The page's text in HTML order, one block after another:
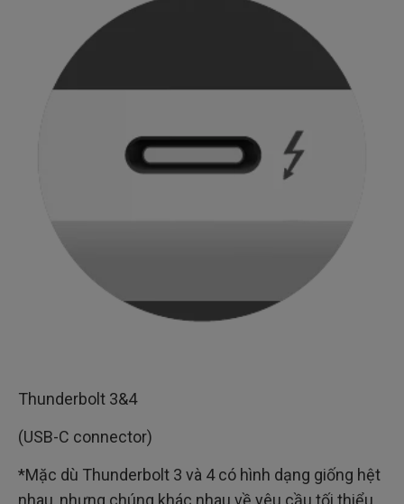
Thunderbolt 3&4
(USB-C connector)
*Mặc dù Thunderbolt 3 và 4 có hình dạng giống hệt
nhau, nhưng chúng khác nhau về yêu cầu tối thiểu